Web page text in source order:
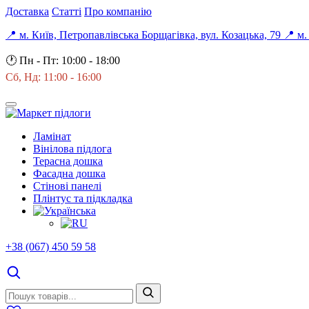
Доставка Статті Про компанію
📍 м. Київ, Петропавлівська Борщагівка, вул. Козацька, 79 📍 м.
🕐 Пн - Пт: 10:00 - 18:00
Сб, Нд: 11:00 - 16:00
Ламінат
Вінілова підлога
Терасна дошка
Фасадна дошка
Стінові панелі
Плінтус та підкладка
+38 (067) 450 59 58